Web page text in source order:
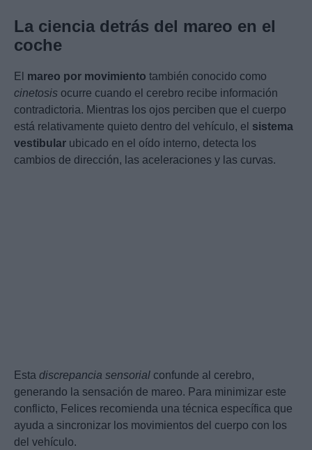
La ciencia detrás del mareo en el
coche
El mareo por movimiento también conocido como
cinetosis ocurre cuando el cerebro recibe información
contradictoria. Mientras los ojos perciben que el cuerpo
está relativamente quieto dentro del vehículo, el sistema
vestibular ubicado en el oído interno, detecta los
cambios de dirección, las aceleraciones y las curvas.
Esta discrepancia sensorial confunde al cerebro,
generando la sensación de mareo. Para minimizar este
conflicto, Felices recomienda una técnica específica que
ayuda a sincronizar los movimientos del cuerpo con los
del vehículo.